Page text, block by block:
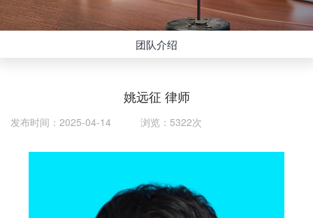
团队介绍
姚远征 律师
发布时间：2025-04-14 浏览：5322次